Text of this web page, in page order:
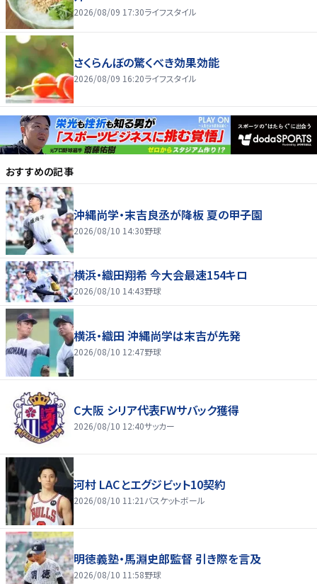
2026/08/09 17:30ライフスタイル
さくらんぼの驚くべき効果効能
2026/08/09 16:20ライフスタイル
おすすめの記事
沖縄尚学・末吉良丞が降板 夏の甲子園
2026/08/10 14:30野球
横浜・織田翔希 今大会最速154キロ
2026/08/10 14:43野球
横浜・織田 沖縄尚学は末吉が先発
2026/08/10 12:47野球
C大阪 シリア代表FWサバック獲得
2026/08/10 12:40サッカー
河村 LACとエグジビット10契約
2026/08/10 11:21 バスケットボール
明徳義塾・馬淵史郎監督 引き際を言及
2026/08/10 11:58野球